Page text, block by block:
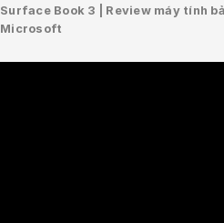
Surface Book 3 | Review máy tính
Microsoft